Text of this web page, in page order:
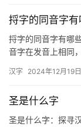
捋字的同音字有
捋字的同音字有
音字在发音上相同
汉字 2024年12月19日
圣是什么字
圣是什么字：探寻